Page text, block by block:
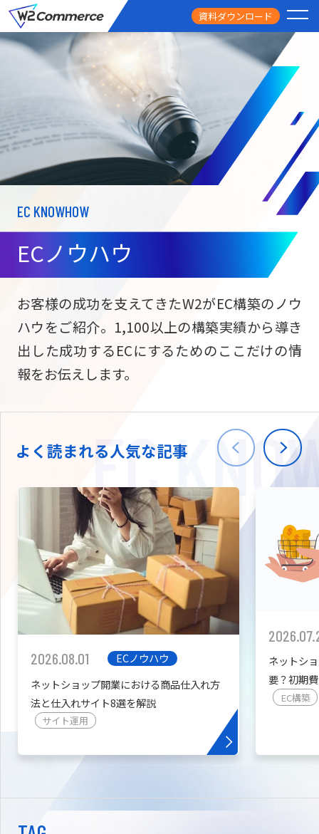
資料ダウンロード
サービス
ECサイト構築
サブスク/定期通販
ECサイト構築
海外進出・現地
W2
拡張プラグイン一覧
カスタマイズ開発
PRICE
料金
FEATURE
導入事例
USEFUL
お役立ち情報
NEWS
ニュース
会社情報
TW
EC KNOWHOW
ECノウハウ
お客様の成功を支えてきたW2がEC構築のノウ
ハウをご紹介。1,100以上の構築実績から導き
出した成功するECにするためのここだけの情
報をお伝えします。
よく読まれる人気な記事
2026.08.01
ECノウハウ
ネットショップ開業における商品仕入れ方
法と仕入れサイト8選を解説
サイト運用
ネットシ
要？初期
を紹介
EC構築